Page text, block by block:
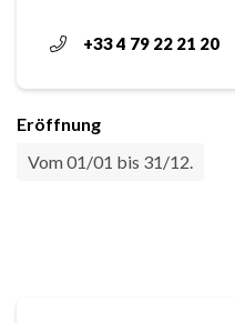
+33 4 79 22 21 20
Eröffnung
Vom 01/01 bis 31/12.